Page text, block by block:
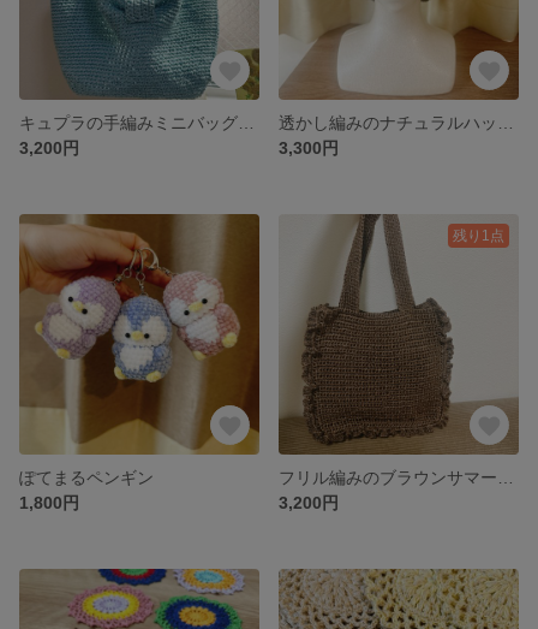
3,200円
3,300円
ぽてまるペンギン
1,800円
残り1点
3,200円